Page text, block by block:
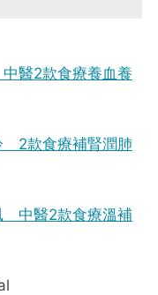
醫2款食療養血養
2款食療補腎潤肺
中醫2款食療溫補